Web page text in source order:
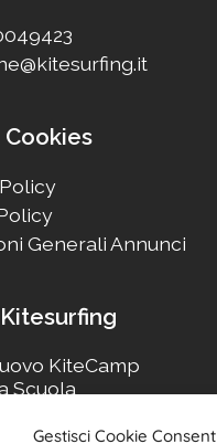
Gestisci Cookie Consent
Cookies
Generali Annunci
KiteCamp
Scuola
KiteSpot